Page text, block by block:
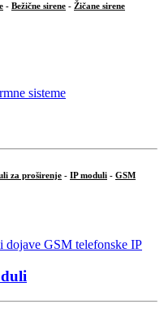
- Bežične sirene - Žičane sirene
za proširenje - IP moduli - GSM